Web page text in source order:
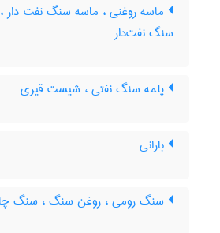
ماسه روغنی ، ماسه سنگ نفت دار
سنگ نفت‌دار
پلمه سنگ نفتی ، شیست قیری
بارانی
سنگ رومی ، روغن سنگ ، سنگ